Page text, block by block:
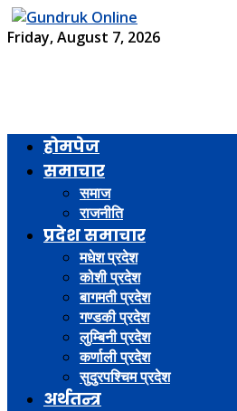
Friday, August 7, 2026
होमपेज
समाचार
समाज
राजनीति
प्रदेश समाचार
मधेश प्रदेश
कोशी प्रदेश
बागमती प्रदेश
गण्डकी प्रदेश
लुम्बिनी प्रदेश
कर्णाली प्रदेश
सुदुरपश्चिम प्रदेश
अर्थतन्त्र